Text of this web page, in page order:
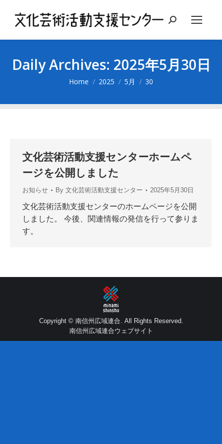
Search:
Daily Archives: 2025年5月30日
You are here:
Home 2025 5月 30
文化芸術活動支援センターホームペ
ージを公開しました
お知らせ By 文化芸術活動支援センター 2025年5月30日
文化芸術活動支援センターのホームページを公開
しました。 今後、関連情報の発信を行って参りま
す。
Copyright © 南信州広域連合. All Rights Reserved.
南信州広域連合ウェブサイト